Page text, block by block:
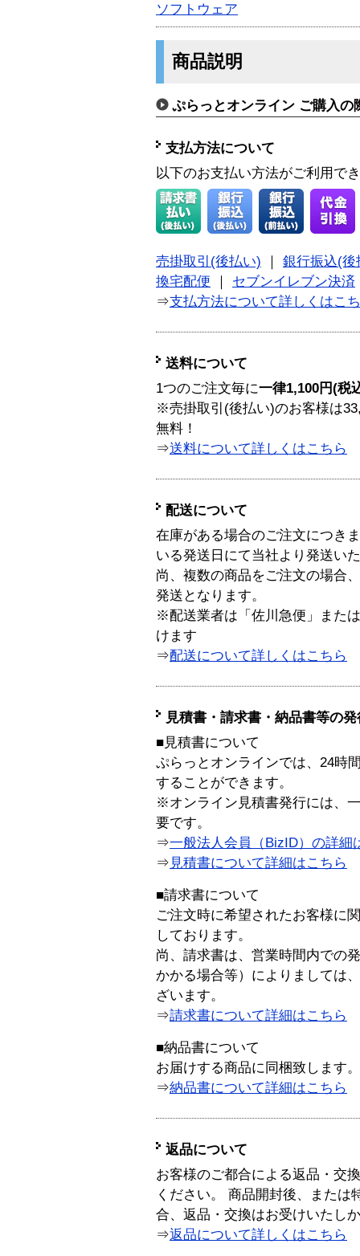
ソフトウェア
商品説明
ぷらっとオンライン ご購入の
支払方法について
以下のお支払い方法がご利用で
売掛取引(後払い)
銀行振込(後
換宅配便
セブンイレブン決済
⇒支払方法について詳しくはこ
送料について
1つのご注文毎に一律1,100円(税
※売掛取引(後払い)のお客様は
無料！
⇒送料について詳しくはこちら
配送について
在庫がある場合のご注文につき
いる発送日にて当社より発送い
尚、複数の商品をご注文の場合
発送となります。
※配送業者は「佐川急便」また
けます
⇒配送について詳しくはこちら
見積書・請求書・納品書等の
■見積書について
ぷらっとオンラインでは、24時
することができます。
※オンライン見積書発行には、
要です。
⇒一般法人会員（BizID）の詳細
⇒ 見積書について詳細はこちら
■請求書について
ご注文時に希望されたお客様に
しております。
尚、請求書は、営業時間内での
かかる場合等）によりましては
ざいます。
⇒請求書について詳細はこちら
■納品書について
お届けする商品に同梱致します。
⇒納品書について詳細はこちら
返品について
お客様のご都合による返品・交
ください。 商品開封後、または
合、返品・交換はお受けいたし
⇒返品について詳しくはこちら